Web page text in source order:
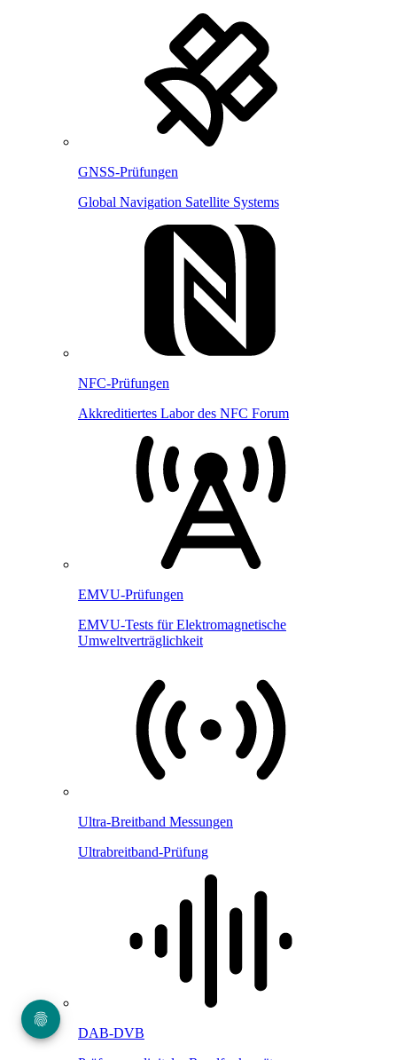
GNSS-Prüfungen
Global Navigation Satellite Systems
NFC-Prüfungen
Akkreditiertes Labor des NFC Forum
EMVU-Prüfungen
EMVU-Tests für Elektromagnetische
Umweltverträglichkeit
Ultra-Breitband Messungen
Ultrabreitband-Prüfung
DAB-DVB